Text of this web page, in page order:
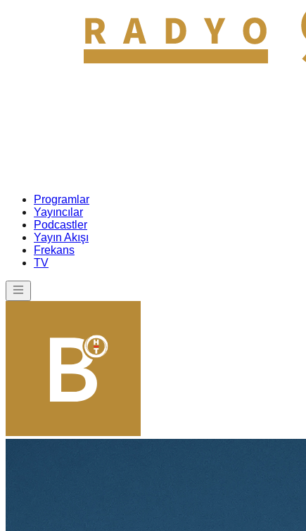
Programlar
Yayıncılar
Podcastler
Yayın Akışı
Frekans
TV